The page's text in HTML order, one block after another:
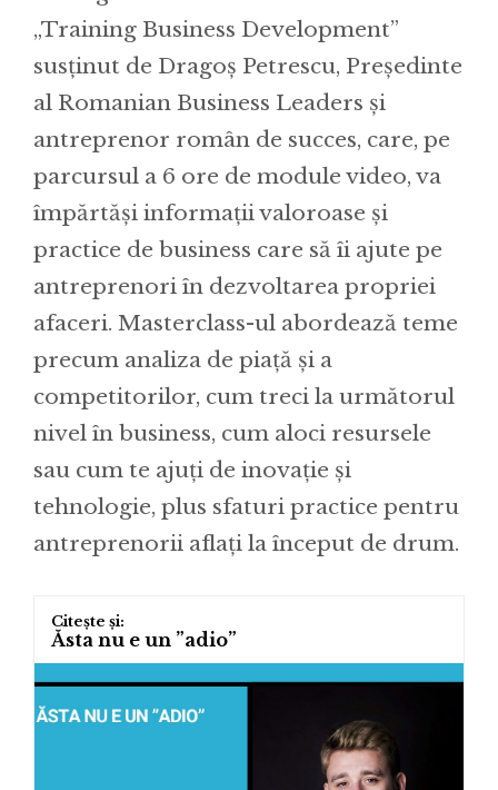
„Training Business Development”
susținut de Dragoș Petrescu, Președinte
al Romanian Business Leaders și
antreprenor român de succes, care, pe
parcursul a 6 ore de module video, va
împărtăși informații valoroase și
practice de business care să îi ajute pe
antreprenori în dezvoltarea propriei
afaceri. Masterclass-ul abordează teme
precum analiza de piață și a
competitorilor, cum treci la următorul
nivel în business, cum aloci resursele
sau cum te ajuți de inovație și
tehnologie, plus sfaturi practice pentru
antreprenorii aflați la început de drum.
Ăsta nu e un ”adio”